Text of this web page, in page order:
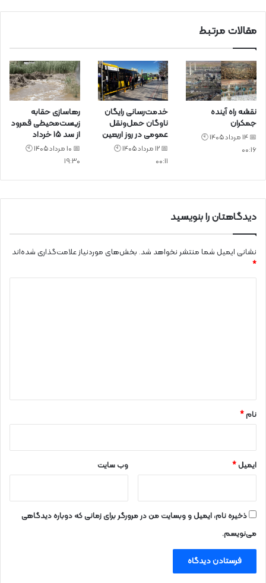
مقالات مرتبط
نقشه راه آینده
جمکران
📅 14 مرداد 1405 🕙
00:16
خدمت‌رسانی رایگان
ناوگان حمل‌ونقل
عمومی در روز اربعین
📅 12 مرداد 1405 🕙
00:11
رهاسازی حقابه
زیست‌محیطی قمرود
از سد ۱۵ خرداد
📅 10 مرداد 1405 🕙
19:30
دیدگاهتان را بنویسید
نشانی ایمیل شما منتشر نخواهد شد. بخش‌های موردنیاز علامت‌گذاری شده‌اند
*
نام*
ایمیل* وب‌ سایت
ذخیره نام، ایمیل و وبسایت من در مرورگر برای زمانی که دوباره دیدگاهی
می‌نویسم.